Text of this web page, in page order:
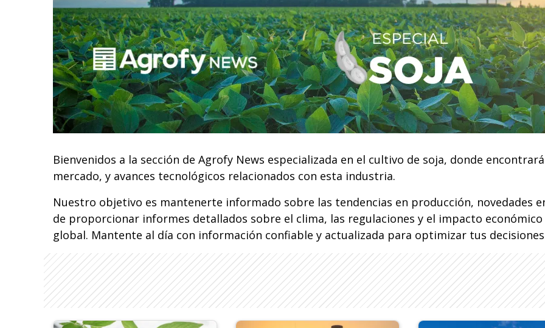
Bienvenidos a la sección de Agrofy News especializada en el cultivo de soja, donde
mercado, y avances tecnológicos relacionados con esta industria.
Nuestro objetivo es mantenerte informado sobre las tendencias en producción, novedades
de proporcionar informes detallados sobre el clima, las regulaciones y el impacto
global. Mantente al día con información confiable y actualizada para optimizar tus